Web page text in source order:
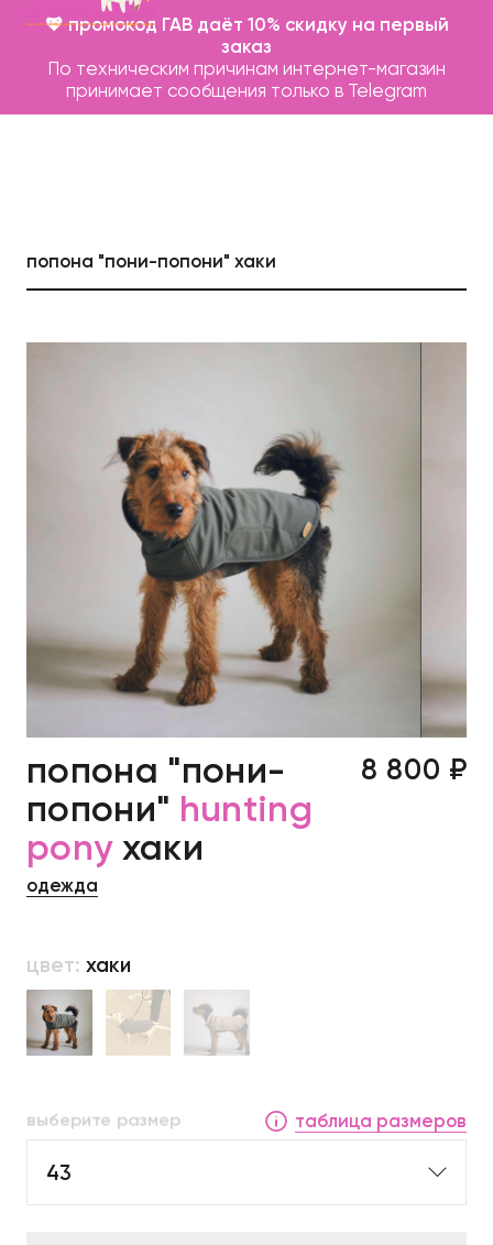
💖 промокод ГАВ даёт 10% скидку на первый
заказ
По техническим причинам интернет-магазин
принимает сообщения только в Telegram
попона "пони-попони" хаки
попона "пони-
попони" hunting
ponyхаки
одежда
8 800 ₽
цвет: хаки
выберите размер
43
таблица размеров
Бренды
Контакты